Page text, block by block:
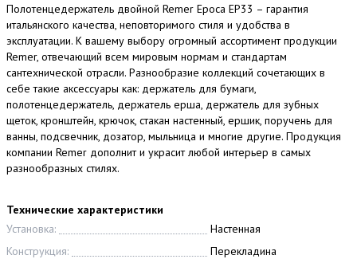
Полотенцедержатель двойной Remer Epoca EP33 – гарантия
итальянского качества, неповторимого стиля и удобства в
эксплуатации. К вашему выбору огромный ассортимент продукции
Remer, отвечающий всем мировым нормам и стандартам
сантехнической отрасли. Разнообразие коллекций сочетающих в
себе такие аксессуары как: держатель для бумаги,
полотенцедержатель, держатель ерша, держатель для зубных
щеток, кронштейн, крючок, стакан настенный, ершик, поручень для
ванны, подсвечник, дозатор, мыльница и многие другие. Продукция
компании Remer дополнит и украсит любой интерьер в самых
разнообразных стилях.
Технические характеристики
Установка:
Настенная
Конструкция:
Перекладина